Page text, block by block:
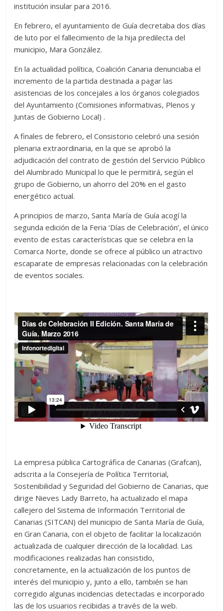
institución insular para 2016.
En febrero, el ayuntamiento de Guía decretaba dos días
de luto por el fallecimiento de la hija predilecta del
municipio, Mara González.
En la actualidad política, Coalición Canaria denunciaba el
incremento de la partida destinada a pagar las
asistencias de los concejales a los órganos colegiados
del Ayuntamiento (Comisiones informativas, Plenos y
Juntas de Gobierno Local) .
A finales de febrero, el Consistorio celebró una sesión
plenaria extraordinaria, en la que se aprobó la
adjudicación del contrato de gestión del Servicio Público
del Alumbrado Municipal lo que le permitirá, según el
grupo de Gobierno, un ahorro del 20% en el gasto
energético actual.
A principios de marzo, Santa María de Guía acogí la
segunda edición de la Feria ‘Días de Celebración’, el único
evento de estas características que se celebra en la
Comarca Norte, donde se ofrece al público un atractivo
escaparate de empresas relacionadas con la celebración
de eventos sociales.
La empresa pública Cartográfica de Canarias (Grafcan),
adscrita a la Consejería de Política Territorial,
Sostenibilidad y Seguridad del Gobierno de Canarias, que
dirige Nieves Lady Barreto, ha actualizado el mapa
callejero del Sistema de Información Territorial de
Canarias (SITCAN) del municipio de Santa María de Guía,
en Gran Canaria, con el objeto de facilitar la localización
actualizada de cualquier dirección de la localidad. Las
modificaciones realizadas han consistido,
concretamente, en la actualización de los puntos de
interés del municipio y, junto a ello, también se han
corregido algunas incidencias detectadas e incorporado
las de los usuarios recibidas a través de la web.